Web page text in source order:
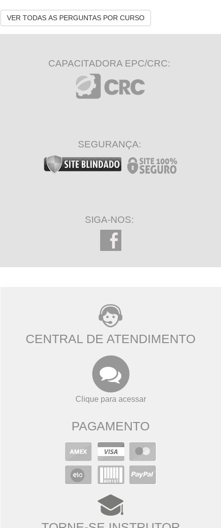
VER TODAS AS PERGUNTAS POR CURSO
CAPACITADORA EPC/CRC:
SEGURANÇA:
SIGA-NOS:
CENTRAL DE ATENDIMENTO
Clique para acessar
PAGAMENTO